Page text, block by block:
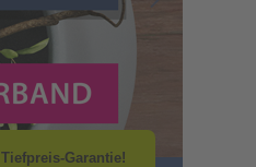
Tiefpreis-Garantie!